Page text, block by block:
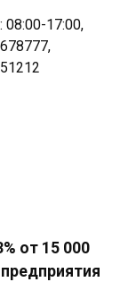
17:00,
от 15 000